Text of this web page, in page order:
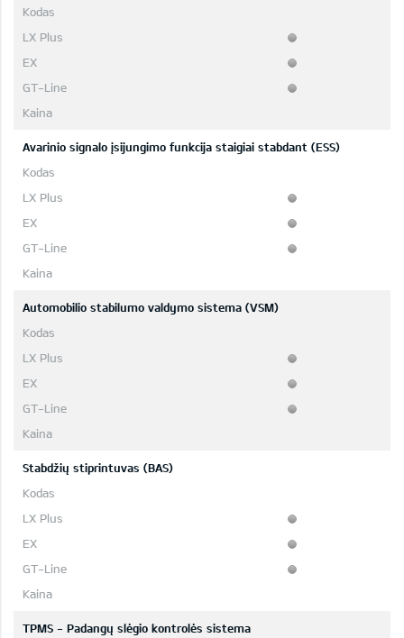
Avarinio signalo įsijungimo funkcija staigiai stabdant (ESS)
Automobilio stabilumo valdymo sistema (VSM)
Stabdžių stiprintuvas (BAS)
TPMS - Padangų slėgio kontrolės sistema